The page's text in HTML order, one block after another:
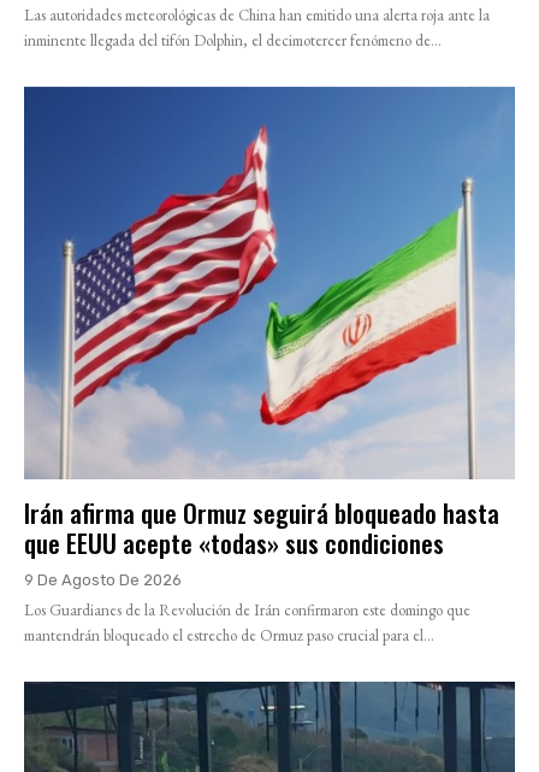
Las autoridades meteorológicas de China han emitido una alerta roja ante la
inminente llegada del tifón Dolphin, el decimotercer fenómeno de...
Irán afirma que Ormuz seguirá bloqueado hasta
que EEUU acepte «todas» sus condiciones
9 De Agosto De 2026
Los Guardianes de la Revolución de Irán confirmaron este domingo que
mantendrán bloqueado el estrecho de Ormuz paso crucial para el...